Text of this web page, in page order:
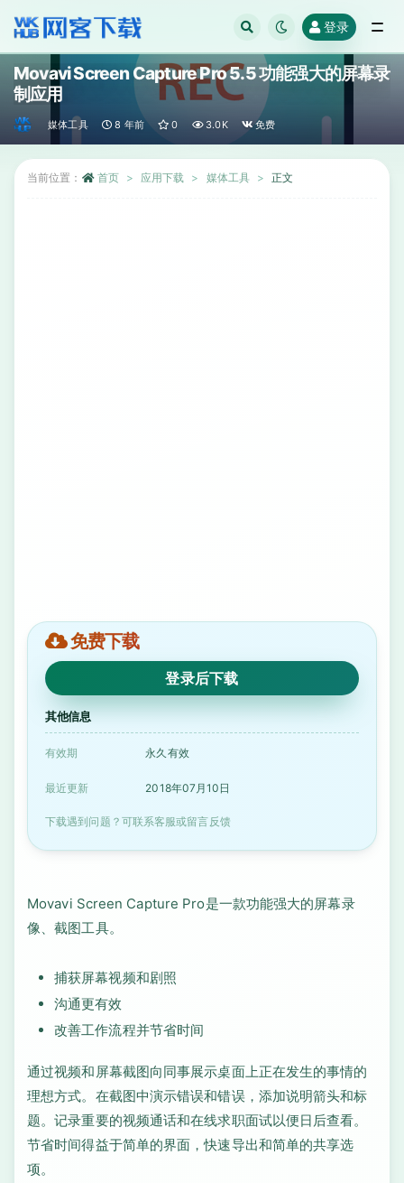
登录
Movavi Screen Capture Pro 5.5 功能强大的屏幕录
制应用
媒体工具 8 年前 0 3.0K 免费
当前位置： 首页 应用下载 媒体工具 正文
免费下载
登录后下载
其他信息
有效期 永久有效
最近更新 2018年07月10日
下载遇到问题？可联系客服或留言反馈
Movavi Screen Capture Pro是一款功能强大的屏幕录
像、截图工具。
捕获屏幕视频和剧照
沟通更有效
改善工作流程并节省时间
通过视频和屏幕截图向同事展示桌面上正在发生的事情的
理想方式。在截图中演示错误和错误，添加说明箭头和标
题。记录重要的视频通话和在线求职面试以便日后查看。
节省时间得益于简单的界面，快速导出和简单的共享选
项。
全部